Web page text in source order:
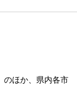
のほか、県内各市